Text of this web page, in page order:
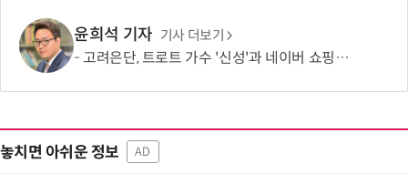
윤희석 기자 기사 더보기
고려은단, 트로트 가수 '신성'과 네이버 쇼핑라이브 켠다
놓치면 아쉬운 정보 AD